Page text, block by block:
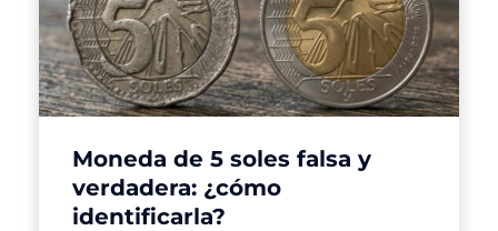
Moneda de 5 soles falsa y
verdadera: ¿cómo
identificarla?